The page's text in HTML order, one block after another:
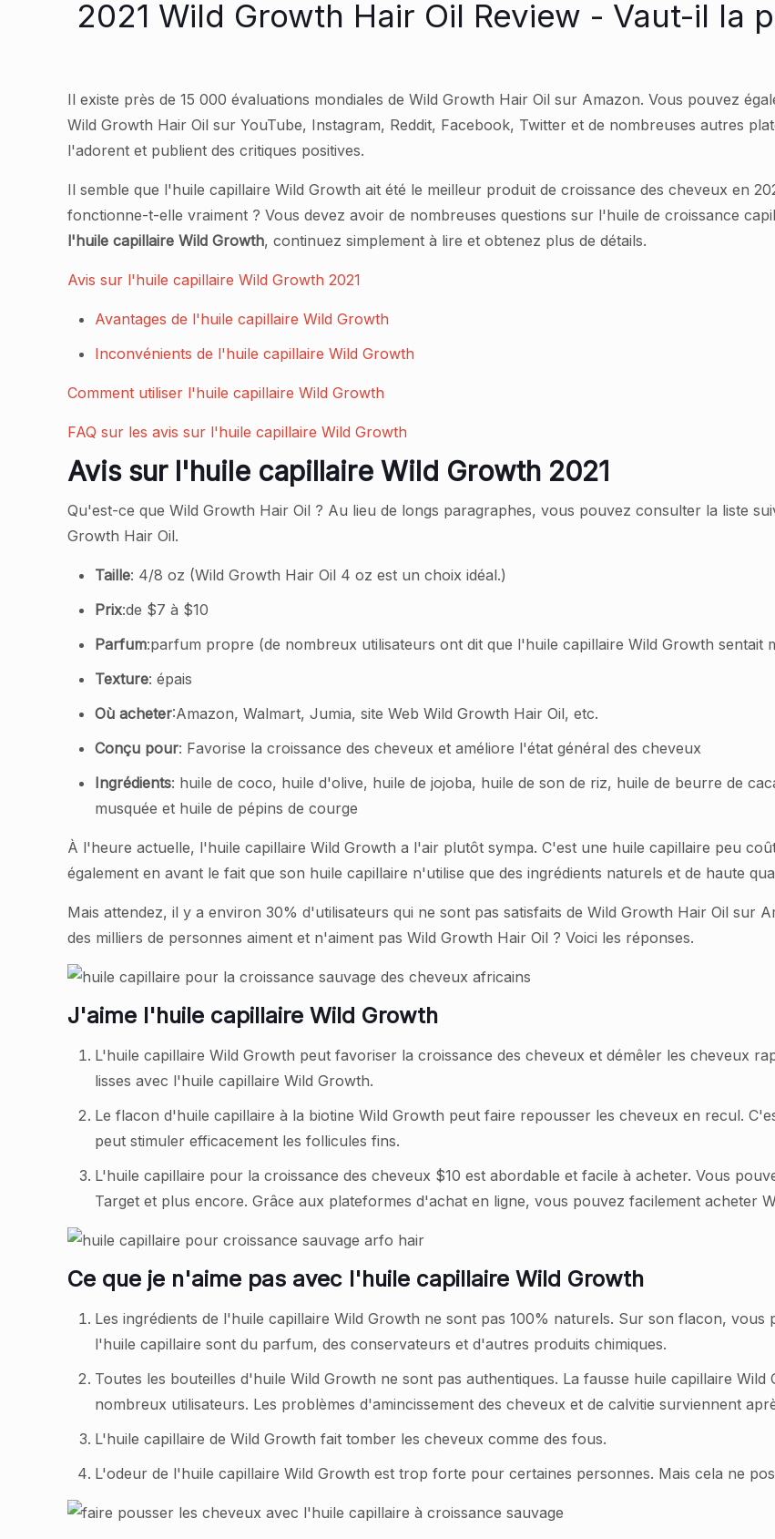
2021 Wild Growth Hair Oil Review - Vaut-il la
Il existe près de 15 000 évaluations mondiales de Wild Growth Hair Oil sur Amazon. Vous pouvez
Wild Growth Hair Oil sur YouTube, Instagram, Reddit, Facebook, Twitter et de nombreuses autres
l'adorent et publient des critiques positives.
Il semble que l'huile capillaire Wild Growth ait été le meilleur produit de croissance des cheveux en
fonctionne-t-elle vraiment ? Vous devez avoir de nombreuses questions sur l'huile de croissance
l'huile capillaire Wild Growth, continuez simplement à lire et obtenez plus de détails.
Avis sur l'huile capillaire Wild Growth 2021
Avantages de l'huile capillaire Wild Growth
Inconvénients de l'huile capillaire Wild Growth
Comment utiliser l'huile capillaire Wild Growth
FAQ sur les avis sur l'huile capillaire Wild Growth
Avis sur l'huile capillaire Wild Growth 2021
Qu'est-ce que Wild Growth Hair Oil ? Au lieu de longs paragraphes, vous pouvez consulter la liste
Growth Hair Oil.
Taille: 4/8 oz (Wild Growth Hair Oil 4 oz est un choix idéal.)
Prix:de $7 à $10
Parfum:parfum propre (de nombreux utilisateurs ont dit que l'huile capillaire Wild Growth sentait
Texture: épais
Où acheter:Amazon, Walmart, Jumia, site Web Wild Growth Hair Oil, etc.
Conçu pour: Favorise la croissance des cheveux et améliore l'état général des cheveux
Ingrédients: huile de coco, huile d'olive, huile de jojoba, huile de son de riz, huile de beurre de
musquée et huile de pépins de courge
À l'heure actuelle, l'huile capillaire Wild Growth a l'air plutôt sympa. C'est une huile capillaire peu
également en avant le fait que son huile capillaire n'utilise que des ingrédients naturels et de haute
Mais attendez, il y a environ 30% d'utilisateurs qui ne sont pas satisfaits de Wild Growth Hair Oil sur
des milliers de personnes aiment et n'aiment pas Wild Growth Hair Oil ? Voici les réponses.
J'aime l'huile capillaire Wild Growth
L'huile capillaire Wild Growth peut favoriser la croissance des cheveux et démêler les cheveux
lisses avec l'huile capillaire Wild Growth.
Le flacon d'huile capillaire à la biotine Wild Growth peut faire repousser les cheveux en recul.
peut stimuler efficacement les follicules fins.
L'huile capillaire pour la croissance des cheveux $10 est abordable et facile à acheter. Vous
Target et plus encore. Grâce aux plateformes d'achat en ligne, vous pouvez facilement acheter
Ce que je n'aime pas avec l'huile capillaire Wild Growth
Les ingrédients de l'huile capillaire Wild Growth ne sont pas 100% naturels. Sur son flacon, vous
l'huile capillaire sont du parfum, des conservateurs et d'autres produits chimiques.
Toutes les bouteilles d'huile Wild Growth ne sont pas authentiques. La fausse huile capillaire
nombreux utilisateurs. Les problèmes d'amincissement des cheveux et de calvitie surviennent
L'huile capillaire de Wild Growth fait tomber les cheveux comme des fous.
L'odeur de l'huile capillaire Wild Growth est trop forte pour certaines personnes. Mais cela ne